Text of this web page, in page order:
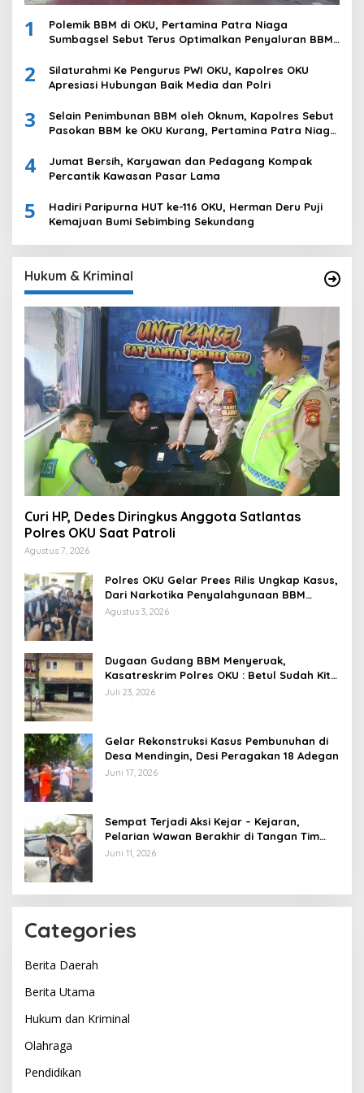
1
Polemik BBM di OKU, Pertamina Patra Niaga
Sumbagsel Sebut Terus Optimalkan Penyaluran BBM
Komering Ulu
2
Silaturahmi Ke Pengurus PWI OKU, Kapolres OKU
Apresiasi Hubungan Baik Media dan Polri
3
Selain Penimbunan BBM oleh Oknum, Kapolres Sebut
Pasokan BBM ke OKU Kurang, Pertamina Patra Niaga
4
Jumat Bersih, Karyawan dan Pedagang Kompak
Percantik Kawasan Pasar Lama
5
Hadiri Paripurna HUT ke-116 OKU, Herman Deru Puji
Kemajuan Bumi Sebimbing Sekundang
Hukum & Kriminal
Curi HP, Dedes Diringkus Anggota Satlantas
Polres OKU Saat Patroli
Agustus 7, 2026
Polres OKU Gelar Prees Rilis Ungkap Kasus,
Dari Narkotika Penyalahgunaan BBM
Hingga Kasus Korupsi
Agustus 3, 2026
Dugaan Gudang BBM Menyeruak,
Kasatreskrim Polres OKU : Betul Sudah Kita
Pasang Police Line
Juli 23, 2026
Gelar Rekonstruksi Kasus Pembunuhan di
Desa Mendingin, Desi Peragakan 18 Adegan
Juni 17, 2026
Sempat Terjadi Aksi Kejar – Kejaran,
Pelarian Wawan Berakhir di Tangan Tim
Opsnal Polsek Lubuk Batang, Kaki
Juni 11, 2026
Categories
Berita Daerah
Berita Utama
Hukum dan Kriminal
Olahraga
Pendidikan